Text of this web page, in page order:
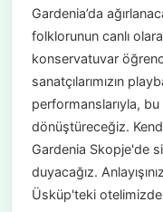
Gardenia’da
folklorunun canlı
konservatuvar
sanatçılarımızın
performanslarıyla,
dönüştüreceğiz.
Gardenia Skopje'de
duyacağız.
Üsküp'teki